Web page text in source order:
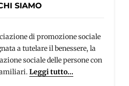
SIAMO
di promozione sociale
a tutelare il benessere, la
sociale delle persone con
Leggi tutto...